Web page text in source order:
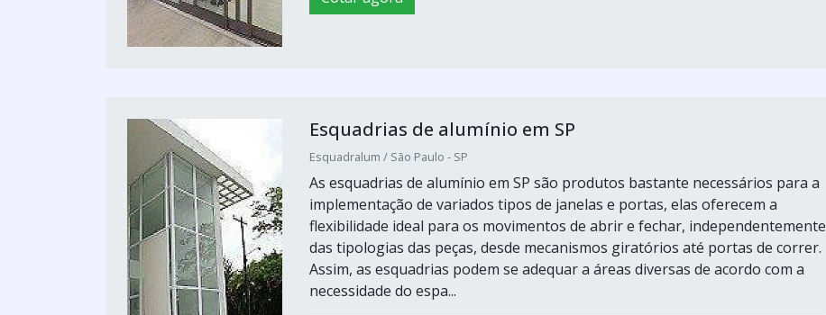
Esquadrias de alumínio em SP
Esquadralum / São Paulo - SP
As esquadrias de alumínio em SP são produtos bastante necessários para a
implementação de variados tipos de janelas e portas, elas oferecem a
flexibilidade ideal para os movimentos de abrir e fechar, independentemente
das tipologias das peças, desde mecanismos giratórios até portas de correr.
Assim, as esquadrias podem se adequar a áreas diversas de acordo com a
necessidade do espa...